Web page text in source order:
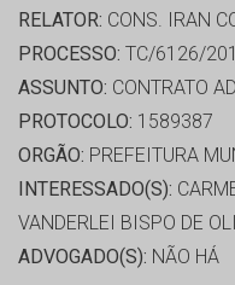
RELATOR: CONS. IRAN
PROCESSO: TC/6126/
ASSUNTO: CONTRATO
PROTOCOLO: 1589387
ORGÃO: PREFEITURA
INTERESSADO(S):
VANDERLEI BISPO DE
ADVOGADO(S): NÃO HÁ